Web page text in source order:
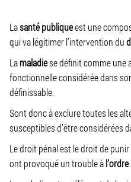
Lasanté publiqueest une
qui va légitimer l’intervention du
Lamaladiese définit comme une
fonctionnelle considérée dans
définissable.
Sont donc à exclure toutes les
susceptibles d’être considérées
Le droit pénal est le droit de punir
ont provoqué un trouble à